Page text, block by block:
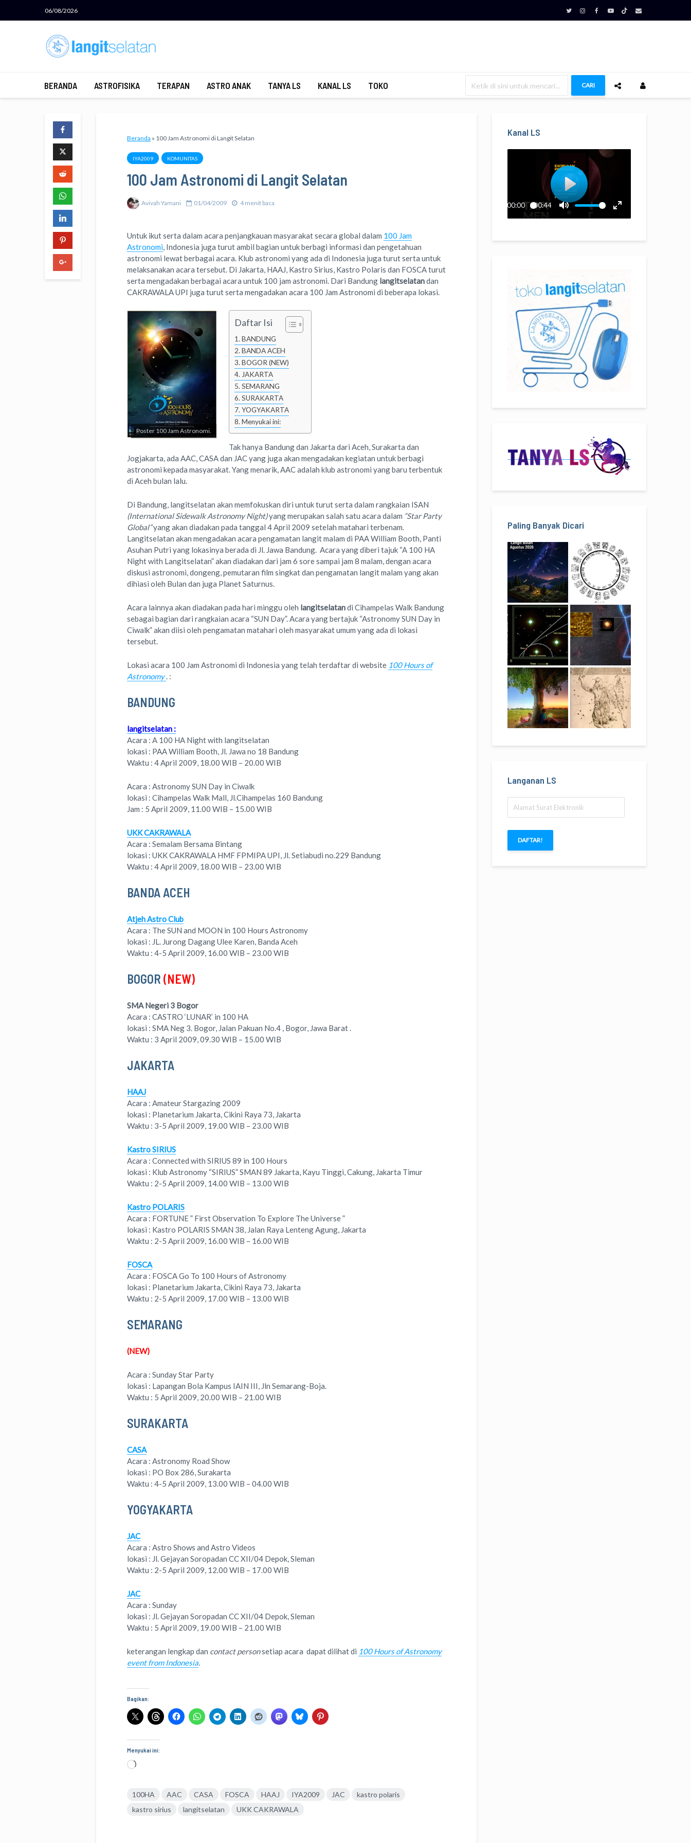
06/08/2026
BERANDA ASTROFISIKA TERAPAN ASTRO ANAK TANYA LS KANAL LS TOKO CARI
Beranda » 100 Jam Astronomi di Langit Selatan
IYA2009 KOMUNITAS
100 Jam Astronomi di Langit Selatan
Avivah Yamani 01/04/2009 4 menit baca
Untuk ikut serta dalam acara penjangkauan masyarakat secara global dalam 100 Jam
Astronomi, Indonesia juga turut ambil bagian untuk berbagi informasi dan pengetahuan
astronomi lewat berbagai acara. Klub astronomi yang ada di Indonesia juga turut serta untuk
melaksanakan acara tersebut. Di Jakarta, HAAJ, Kastro Sirius, Kastro Polaris dan FOSCA turut
serta mengadakan berbagai acara untuk 100 jam astronomi. Dari Bandung langitselatandan
CAKRAWALA UPI juga turut serta mengadakan acara 100 Jam Astronomi di beberapa lokasi.
Poster 100 Jam Astronomi.
Daftar Isi
BANDUNG
BANDA ACEH
BOGOR (NEW)
JAKARTA
SEMARANG
SURAKARTA
YOGYAKARTA
Menyukai ini:
Tak hanya Bandung dan Jakarta dari Aceh, Surakarta dan
Jogjakarta, ada AAC, CASA dan JAC yang juga akan mengadakan kegiatan untuk berbagi
astronomi kepada masyarakat. Yang menarik, AAC adalah klub astronomi yang baru terbentuk
di Aceh bulan lalu.
Di Bandung, langitselatan akan memfokuskan diri untuk turut serta dalam rangkaian ISAN
(International Sidewalk Astronomy Night)yang merupakan salah satu acara dalam “Star Party
Global”yang akan diadakan pada tanggal 4 April 2009 setelah matahari terbenam.
Langitselatan akan mengadakan acara pengamatan langit malam di PAA William Booth, Panti
Asuhan Putri yang lokasinya berada di Jl. Jawa Bandung. Acara yang diberi tajuk “A 100 HA
Night with Langitselatan” akan diadakan dari jam 6 sore sampai jam 8 malam, dengan acara
diskusi astronomi, dongeng, pemutaran film singkat dan pengamatan langit malam yang akan
dihiasi oleh Bulan dan juga Planet Saturnus.
Acara lainnya akan diadakan pada hari minggu oleh langitselatandi Cihampelas Walk Bandung
sebagai bagian dari rangkaian acara “SUN Day”. Acara yang bertajuk “Astronomy SUN Day in
Ciwalk” akan diisi oleh pengamatan matahari oleh masyarakat umum yang ada di lokasi
tersebut.
Lokasi acara 100 Jam Astronomi di Indonesia yang telah terdaftar di website 100 Hours of
Astronomy. :
BANDUNG
langitselatan :
Acara : A 100 HA Night with langitselatan
lokasi : PAA William Booth, Jl. Jawa no 18 Bandung
Waktu : 4 April 2009, 18.00 WIB – 20.00 WIB
Acara : Astronomy SUN Day in Ciwalk
lokasi : Cihampelas Walk Mall, Jl.Cihampelas 160 Bandung
Jam : 5 April 2009, 11.00 WIB – 15.00 WIB
UKK CAKRAWALA
Acara : Semalam Bersama Bintang
lokasi : UKK CAKRAWALA HMF FPMIPA UPI, Jl. Setiabudi no.229 Bandung
Waktu : 4 April 2009, 18.00 WIB – 23.00 WIB
BANDA ACEH
Atjeh Astro Club
Acara : The SUN and MOON in 100 Hours Astronomy
lokasi : JL. Jurong Dagang Ulee Karen, Banda Aceh
Waktu : 4-5 April 2009, 16.00 WIB – 23.00 WIB
BOGOR (NEW)
SMA Negeri 3 Bogor
Acara : CASTRO ‘LUNAR’ in 100 HA
lokasi : SMA Neg 3. Bogor, Jalan Pakuan No.4 , Bogor, Jawa Barat .
Waktu : 3 April 2009, 09.30 WIB – 15.00 WIB
JAKARTA
HAAJ
Acara : Amateur Stargazing 2009
lokasi : Planetarium Jakarta, Cikini Raya 73, Jakarta
Waktu : 3-5 April 2009, 19.00 WIB – 23.00 WIB
Kastro SIRIUS
Acara : Connected with SIRIUS 89 in 100 Hours
lokasi : Klub Astronomy “SIRIUS” SMAN 89 Jakarta, Kayu Tinggi, Cakung, Jakarta Timur
Waktu : 2-5 April 2009, 14.00 WIB – 13.00 WIB
Kastro POLARIS
Acara : FORTUNE ” First Observation To Explore The Universe ”
lokasi : Kastro POLARIS SMAN 38, Jalan Raya Lenteng Agung, Jakarta
Waktu : 2-5 April 2009, 16.00 WIB – 16.00 WIB
FOSCA
Acara : FOSCA Go To 100 Hours of Astronomy
lokasi : Planetarium Jakarta, Cikini Raya 73, Jakarta
Waktu : 2-5 April 2009, 17.00 WIB – 13.00 WIB
SEMARANG
(NEW)
Acara : Sunday Star Party
lokasi : Lapangan Bola Kampus IAIN III, Jln Semarang-Boja.
Waktu : 5 April 2009, 20.00 WIB – 21.00 WIB
SURAKARTA
CASA
Acara : Astronomy Road Show
lokasi : PO Box 286, Surakarta
Waktu : 4-5 April 2009, 13.00 WIB – 04.00 WIB
YOGYAKARTA
JAC
Acara : Astro Shows and Astro Videos
lokasi : Jl. Gejayan Soropadan CC XII/04 Depok, Sleman
Waktu : 2-5 April 2009, 12.00 WIB – 17.00 WIB
JAC
Acara : Sunday
lokasi : Jl. Gejayan Soropadan CC XII/04 Depok, Sleman
Waktu : 5 April 2009, 19.00 WIB – 21.00 WIB
keterangan lengkap dan contact personsetiap acara dapat dilihat di 100 Hours of Astronomy
event from Indonesia.
Bagikan:
Menyukai ini:
Memuat...
100HA AAC CASA FOSCA HAAJ IYA2009 JAC
kastro polaris
kastro sirius
langitselatan UKK CAKRAWALA
Kanal LS
Paling Banyak Dicari
Langanan LS
Surat
Elektronik
DAFTAR!